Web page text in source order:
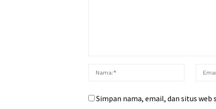
Simpan nama, email, dan situs